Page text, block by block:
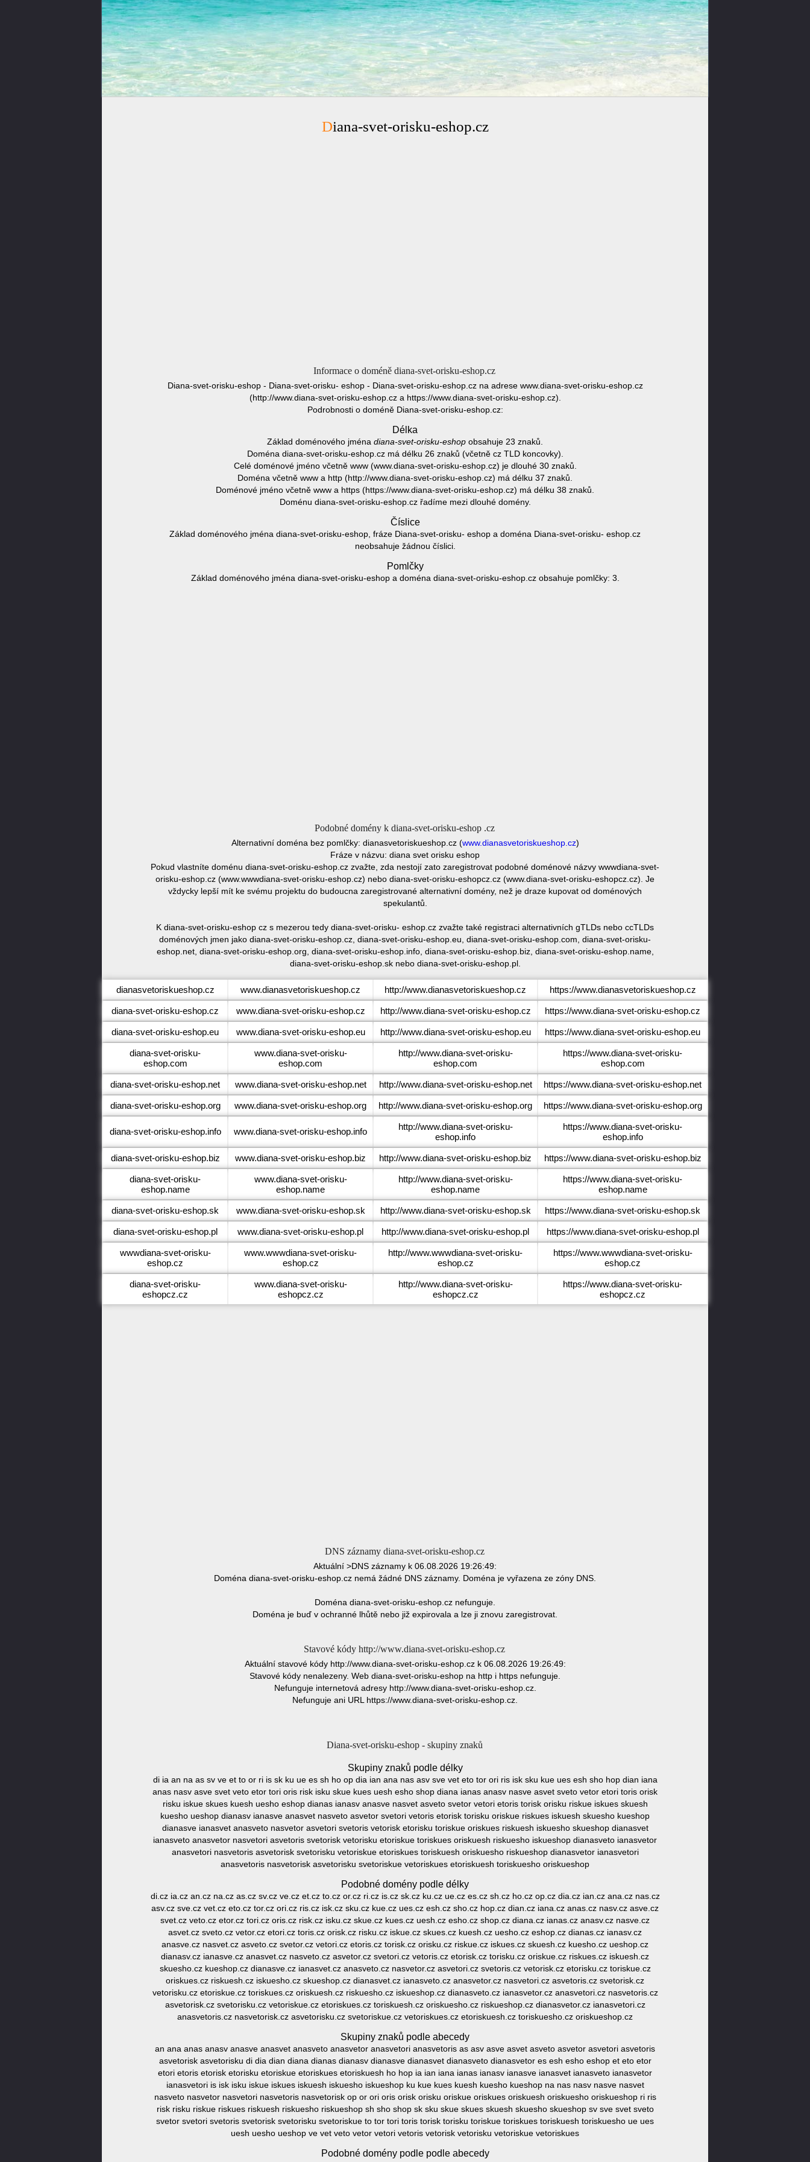
Diana-svet-orisku-eshop.cz
Informace o doméně diana-svet-orisku-eshop.cz
Diana-svet-orisku-eshop - Diana-svet-orisku- eshop - Diana-svet-orisku-eshop.cz na adrese www.diana-svet-orisku-eshop.cz
(http://www.diana-svet-orisku-eshop.cz a https://www.diana-svet-orisku-eshop.cz).
Podrobnosti o doméně Diana-svet-orisku-eshop.cz:
Délka
Základ doménového jména diana-svet-orisku-eshop obsahuje 23 znaků.
Doména diana-svet-orisku-eshop.cz má délku 26 znaků (včetně cz TLD koncovky).
Celé doménové jméno včetně www (www.diana-svet-orisku-eshop.cz) je dlouhé 30 znaků.
Doména včetně www a http (http://www.diana-svet-orisku-eshop.cz) má délku 37 znaků.
Doménové jméno včetně www a https (https://www.diana-svet-orisku-eshop.cz) má délku 38 znaků.
Doménu diana-svet-orisku-eshop.cz řadíme mezi dlouhé domény.
Číslice
Základ doménového jména diana-svet-orisku-eshop, fráze Diana-svet-orisku- eshop a doména Diana-svet-orisku- eshop.cz
neobsahuje žádnou číslici.
Pomlčky
Základ doménového jména diana-svet-orisku-eshop a doména diana-svet-orisku-eshop.cz obsahuje pomlčky: 3.
Podobné domény k diana-svet-orisku-eshop .cz
Alternativní doména bez pomlčky: dianasvetoriskueshop.cz (www.dianasvetoriskueshop.cz)
Fráze v názvu: diana svet orisku eshop
Pokud vlastníte doménu diana-svet-orisku-eshop.cz zvažte, zda nestojí zato zaregistrovat podobné doménové názvy wwwdiana-svet-
orisku-eshop.cz (www.wwwdiana-svet-orisku-eshop.cz) nebo diana-svet-orisku-eshopcz.cz (www.diana-svet-orisku-eshopcz.cz). Je
vždycky lepší mít ke svému projektu do budoucna zaregistrované alternativní domény, než je draze kupovat od doménových
spekulantů.
K diana-svet-orisku-eshop cz s mezerou tedy diana-svet-orisku- eshop.cz zvažte také registraci alternativních gTLDs nebo ccTLDs
doménových jmen jako diana-svet-orisku-eshop.cz, diana-svet-orisku-eshop.eu, diana-svet-orisku-eshop.com, diana-svet-orisku-
eshop.net, diana-svet-orisku-eshop.org, diana-svet-orisku-eshop.info, diana-svet-orisku-eshop.biz, diana-svet-orisku-eshop.name,
diana-svet-orisku-eshop.sk nebo diana-svet-orisku-eshop.pl.
dianasvetoriskueshop.cz www.dianasvetoriskueshop.cz http://www.dianasvetoriskueshop.cz https://www.dianasvetoriskueshop.cz
diana-svet-orisku-eshop.cz www.diana-svet-orisku-eshop.cz http://www.diana-svet-orisku-eshop.cz https://www.diana-svet-orisku-eshop.cz
diana-svet-orisku-eshop.eu www.diana-svet-orisku-eshop.eu http://www.diana-svet-orisku-eshop.eu https://www.diana-svet-orisku-eshop.eu
diana-svet-orisku-
eshop.com
www.diana-svet-orisku-
eshop.com
http://www.diana-svet-orisku-
eshop.com
https://www.diana-svet-orisku-
eshop.com
diana-svet-orisku-eshop.net www.diana-svet-orisku-eshop.net http://www.diana-svet-orisku-eshop.net https://www.diana-svet-orisku-eshop.net
diana-svet-orisku-eshop.org www.diana-svet-orisku-eshop.org http://www.diana-svet-orisku-eshop.org https://www.diana-svet-orisku-eshop.org
diana-svet-orisku-eshop.info www.diana-svet-orisku-eshop.info
http://www.diana-svet-orisku-
eshop.info
https://www.diana-svet-orisku-
eshop.info
diana-svet-orisku-eshop.biz www.diana-svet-orisku-eshop.biz http://www.diana-svet-orisku-eshop.biz https://www.diana-svet-orisku-eshop.biz
diana-svet-orisku-
eshop.name
www.diana-svet-orisku-
eshop.name
http://www.diana-svet-orisku-
eshop.name
https://www.diana-svet-orisku-
eshop.name
diana-svet-orisku-eshop.sk www.diana-svet-orisku-eshop.sk http://www.diana-svet-orisku-eshop.sk https://www.diana-svet-orisku-eshop.sk
diana-svet-orisku-eshop.pl www.diana-svet-orisku-eshop.pl http://www.diana-svet-orisku-eshop.pl https://www.diana-svet-orisku-eshop.pl
wwwdiana-svet-orisku-
eshop.cz
www.wwwdiana-svet-orisku-
eshop.cz
http://www.wwwdiana-svet-orisku-
eshop.cz
https://www.wwwdiana-svet-orisku-
eshop.cz
diana-svet-orisku-
eshopcz.cz
www.diana-svet-orisku-
eshopcz.cz
http://www.diana-svet-orisku-
eshopcz.cz
https://www.diana-svet-orisku-
eshopcz.cz
DNS záznamy diana-svet-orisku-eshop.cz
Aktuální >DNS záznamy k 06.08.2026 19:26:49:
Doména diana-svet-orisku-eshop.cz nemá žádné DNS záznamy. Doména je vyřazena ze zóny DNS.
Doména diana-svet-orisku-eshop.cz nefunguje.
Doména je buď v ochranné lhůtě nebo již expirovala a lze ji znovu zaregistrovat.
Stavové kódy http://www.diana-svet-orisku-eshop.cz
Aktuální stavové kódy http://www.diana-svet-orisku-eshop.cz k 06.08.2026 19:26:49:
Stavové kódy nenalezeny. Web diana-svet-orisku-eshop na http i https nefunguje.
Nefunguje internetová adresy http://www.diana-svet-orisku-eshop.cz.
Nefunguje ani URL https://www.diana-svet-orisku-eshop.cz.
Diana-svet-orisku-eshop - skupiny znaků
Skupiny znaků podle délky
di ia an na as sv ve et to or ri is sk ku ue es sh ho op dia ian ana nas asv sve vet eto tor ori ris isk sku kue ues esh sho hop dian iana
anas nasv asve svet veto etor tori oris risk isku skue kues uesh esho shop diana ianas anasv nasve asvet sveto vetor etori toris orisk
risku iskue skues kuesh uesho eshop dianas ianasv anasve nasvet asveto svetor vetori etoris torisk orisku riskue iskues skuesh
kuesho ueshop dianasv ianasve anasvet nasveto asvetor svetori vetoris etorisk torisku oriskue riskues iskuesh skuesho kueshop
dianasve ianasvet anasveto nasvetor asvetori svetoris vetorisk etorisku toriskue oriskues riskuesh iskuesho skueshop dianasvet
ianasveto anasvetor nasvetori asvetoris svetorisk vetorisku etoriskue toriskues oriskuesh riskuesho iskueshop dianasveto ianasvetor
anasvetori nasvetoris asvetorisk svetorisku vetoriskue etoriskues toriskuesh oriskuesho riskueshop dianasvetor ianasvetori
anasvetoris nasvetorisk asvetorisku svetoriskue vetoriskues etoriskuesh toriskuesho oriskueshop
Podobné domény podle délky
di.cz ia.cz an.cz na.cz as.cz sv.cz ve.cz et.cz to.cz or.cz ri.cz is.cz sk.cz ku.cz ue.cz es.cz sh.cz ho.cz op.cz dia.cz ian.cz ana.cz nas.cz
asv.cz sve.cz vet.cz eto.cz tor.cz ori.cz ris.cz isk.cz sku.cz kue.cz ues.cz esh.cz sho.cz hop.cz dian.cz iana.cz anas.cz nasv.cz asve.cz
svet.cz veto.cz etor.cz tori.cz oris.cz risk.cz isku.cz skue.cz kues.cz uesh.cz esho.cz shop.cz diana.cz ianas.cz anasv.cz nasve.cz
asvet.cz sveto.cz vetor.cz etori.cz toris.cz orisk.cz risku.cz iskue.cz skues.cz kuesh.cz uesho.cz eshop.cz dianas.cz ianasv.cz
anasve.cz nasvet.cz asveto.cz svetor.cz vetori.cz etoris.cz torisk.cz orisku.cz riskue.cz iskues.cz skuesh.cz kuesho.cz ueshop.cz
dianasv.cz ianasve.cz anasvet.cz nasveto.cz asvetor.cz svetori.cz vetoris.cz etorisk.cz torisku.cz oriskue.cz riskues.cz iskuesh.cz
skuesho.cz kueshop.cz dianasve.cz ianasvet.cz anasveto.cz nasvetor.cz asvetori.cz svetoris.cz vetorisk.cz etorisku.cz toriskue.cz
oriskues.cz riskuesh.cz iskuesho.cz skueshop.cz dianasvet.cz ianasveto.cz anasvetor.cz nasvetori.cz asvetoris.cz svetorisk.cz
vetorisku.cz etoriskue.cz toriskues.cz oriskuesh.cz riskuesho.cz iskueshop.cz dianasveto.cz ianasvetor.cz anasvetori.cz nasvetoris.cz
asvetorisk.cz svetorisku.cz vetoriskue.cz etoriskues.cz toriskuesh.cz oriskuesho.cz riskueshop.cz dianasvetor.cz ianasvetori.cz
anasvetoris.cz nasvetorisk.cz asvetorisku.cz svetoriskue.cz vetoriskues.cz etoriskuesh.cz toriskuesho.cz oriskueshop.cz
Skupiny znaků podle abecedy
an ana anas anasv anasve anasvet anasveto anasvetor anasvetori anasvetoris as asv asve asvet asveto asvetor asvetori asvetoris
asvetorisk asvetorisku di dia dian diana dianas dianasv dianasve dianasvet dianasveto dianasvetor es esh esho eshop et eto etor
etori etoris etorisk etorisku etoriskue etoriskues etoriskuesh ho hop ia ian iana ianas ianasv ianasve ianasvet ianasveto ianasvetor
ianasvetori is isk isku iskue iskues iskuesh iskuesho iskueshop ku kue kues kuesh kuesho kueshop na nas nasv nasve nasvet
nasveto nasvetor nasvetori nasvetoris nasvetorisk op or ori oris orisk orisku oriskue oriskues oriskuesh oriskuesho oriskueshop ri ris
risk risku riskue riskues riskuesh riskuesho riskueshop sh sho shop sk sku skue skues skuesh skuesho skueshop sv sve svet sveto
svetor svetori svetoris svetorisk svetorisku svetoriskue to tor tori toris torisk torisku toriskue toriskues toriskuesh toriskuesho ue ues
uesh uesho ueshop ve vet veto vetor vetori vetoris vetorisk vetorisku vetoriskue vetoriskues
Podobné domény podle podle abecedy